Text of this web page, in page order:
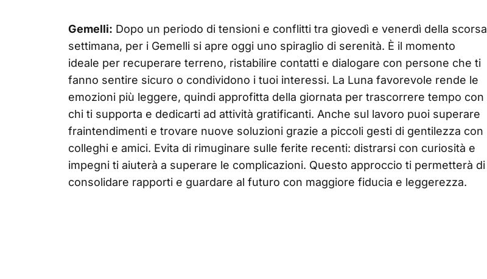
Gemelli: Dopo un periodo di tensioni e conflitti tra giovedì e venerdì della scorsa
settimana, per i Gemelli si apre oggi uno spiraglio di serenità. È il momento
ideale per recuperare terreno, ristabilire contatti e dialogare con persone che ti
fanno sentire sicuro o condividono i tuoi interessi. La Luna favorevole rende le
emozioni più leggere, quindi approfitta della giornata per trascorrere tempo con
chi ti supporta e dedicarti ad attività gratificanti. Anche sul lavoro puoi superare
fraintendimenti e trovare nuove soluzioni grazie a piccoli gesti di gentilezza con
colleghi e amici. Evita di rimuginare sulle ferite recenti: distrarsi con curiosità e
impegni ti aiuterà a superare le complicazioni. Questo approccio ti permetterà di
consolidare rapporti e guardare al futuro con maggiore fiducia e leggerezza.